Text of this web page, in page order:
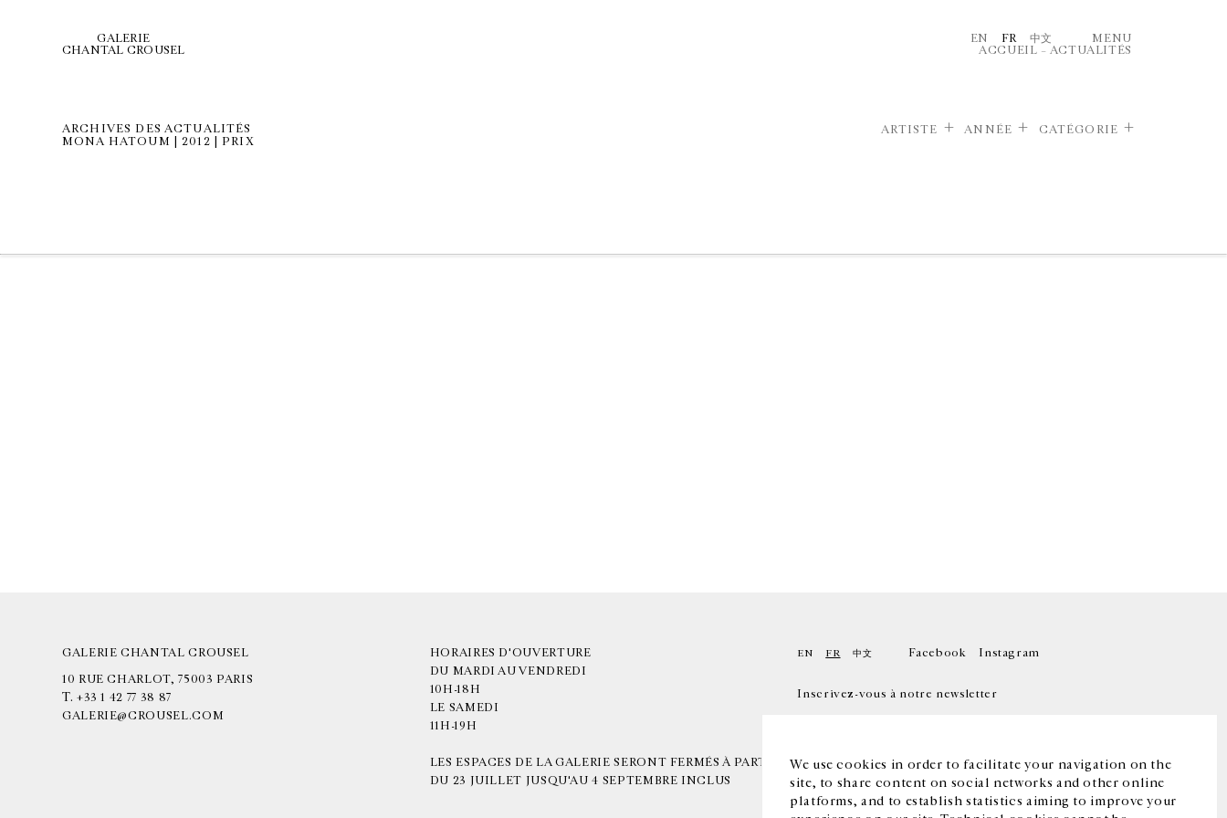
We use cookies in order to facilitate your navigation on the
site, to share content on social networks and other online
platforms, and to establish statistics aiming to improve your
GALERIE
CHANTAL CROUSEL
EN FR 中文
MENU
ACCUEIL – ACTUALITÉS
ARCHIVES DES ACTUALITÉS
MONA HATOUM | 2012 | PRIX
ARTISTE ANNÉE CATÉGORIE
GALERIE CHANTAL CROUSEL
10 RUE CHARLOT, 75003 PARIS
T. +33 1 42 77 38 87
GALERIE@CROUSEL.COM
HORAIRES D'OUVERTURE
DU MARDI AU VENDREDI
10H-18H
LE SAMEDI
11H-19H
LES ESPACES DE LA GALERIE SERONT FERMÉS À PARTIR
DU 23 JUILLET JUSQU'AU 4 SEPTEMBRE INCLUS
EN FR 中文 Facebook Instagram
Inscrivez-vous à notre newsletter